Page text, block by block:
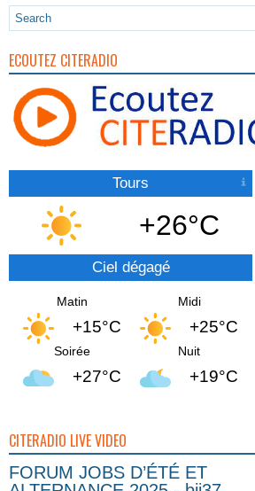
ECOUTEZ CITERADIO
Tours
+26°C
Ciel dégagé
Matin
+15°C
Midi
+25°C
Soirée
+27°C
Nuit
+19°C
CITERADIO LIVE VIDEO
FORUM JOBS D’ÉTÉ ET